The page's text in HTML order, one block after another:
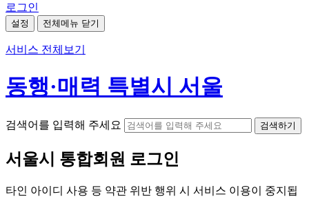
로그인
설정 전체메뉴 닫기
서비스 전체보기
동행·매력 특별시 서울
검색어를 입력해 주세요 검색하기
서울시 통합회원 로그인
타인 아이디 사용 등 약관 위반 행위 시 서비스 이용이 중지됩